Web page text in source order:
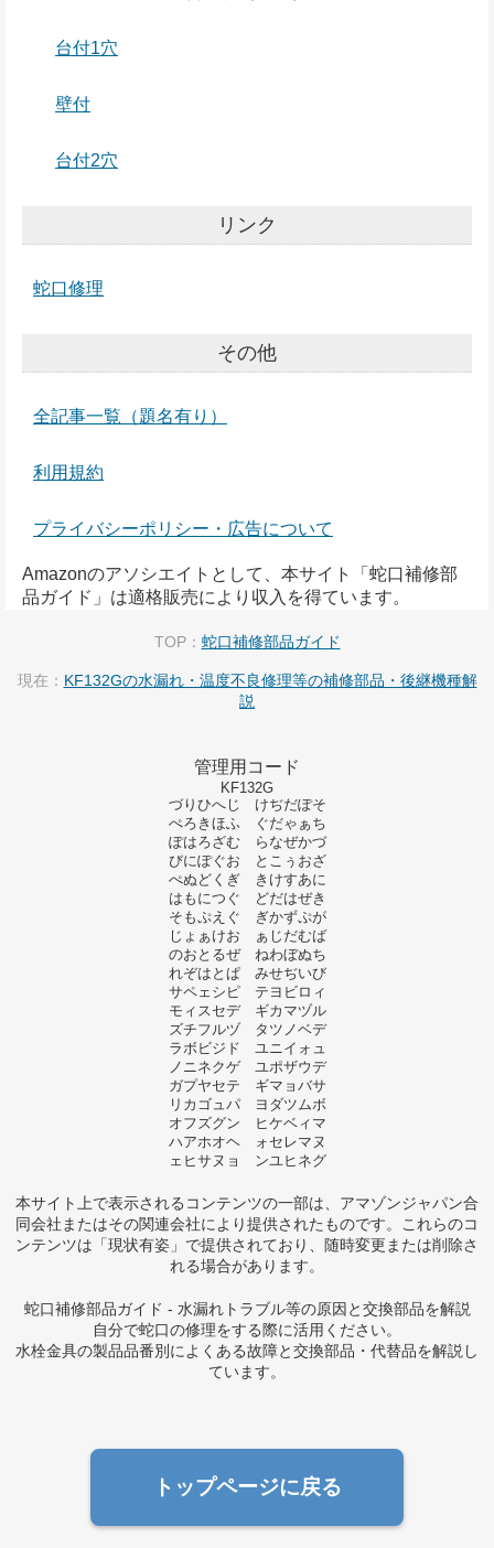
台付1穴
壁付
台付2穴
リンク
蛇口修理
その他
全記事一覧（題名有り）
利用規約
プライバシーポリシー・広告について
Amazonのアソシエイトとして、本サイト「蛇口補修部
品ガイド」は適格販売により収入を得ています。
TOP： 蛇口補修部品ガイド
現在： KF132Gの水漏れ・温度不良修理等の補修部品・後継機種解
説
管理用コード
KF132G
づりひへじ けぢだぽそ
ぺろきほふ ぐだゃぁち
ぽはろざむ らなぜかづ
びにぽぐお とこぅおざ
ぺぬどくぎ きけすあに
はもにつぐ どだはぜき
そもぷえぐ ぎかずぷが
じょぁけお ぁじだむば
のおとるぜ ねわぼぬち
れぞはとぱ みせぢいび
サペェシピ テヨビロィ
モィスセデ ギカマヅル
ズチフルヅ タツノベデ
ラボビジド ユニイォュ
ノニネクゲ ユポザウデ
ガプヤセテ ギマョバサ
リカゴュパ ヨダツムボ
オフズグン ヒケベィマ
ハアホオヘ ォセレマヌ
ェヒサヌョ ンユヒネグ
本サイト上で表示されるコンテンツの一部は、アマゾンジャパン合
同会社またはその関連会社により提供されたものです。これらのコ
ンテンツは「現状有姿」で提供されており、随時変更または削除さ
れる場合があります。
蛇口補修部品ガイド - 水漏れトラブル等の原因と交換部品を解説
自分で蛇口の修理をする際に活用ください。
水栓金具の製品品番別によくある故障と交換部品・代替品を解説し
ています。
トップページに戻る